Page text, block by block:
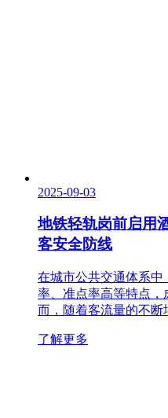
2025-09-03
地铁轻轨岗前启用
客安全防线
在城市公共交通体系中
率、准点率高等特点，
而，随着客流量的不断
了解更多